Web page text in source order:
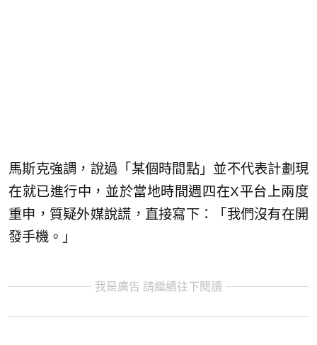
馬斯克強調，說過「某個時間點」並不代表計劃現
在就已進行中，並於當地時間週四在X平台上兩度
重申，質疑外媒說謊，直接寫下：「我們沒有在開
發手機。」
我是廣告 請繼續往下閱讀